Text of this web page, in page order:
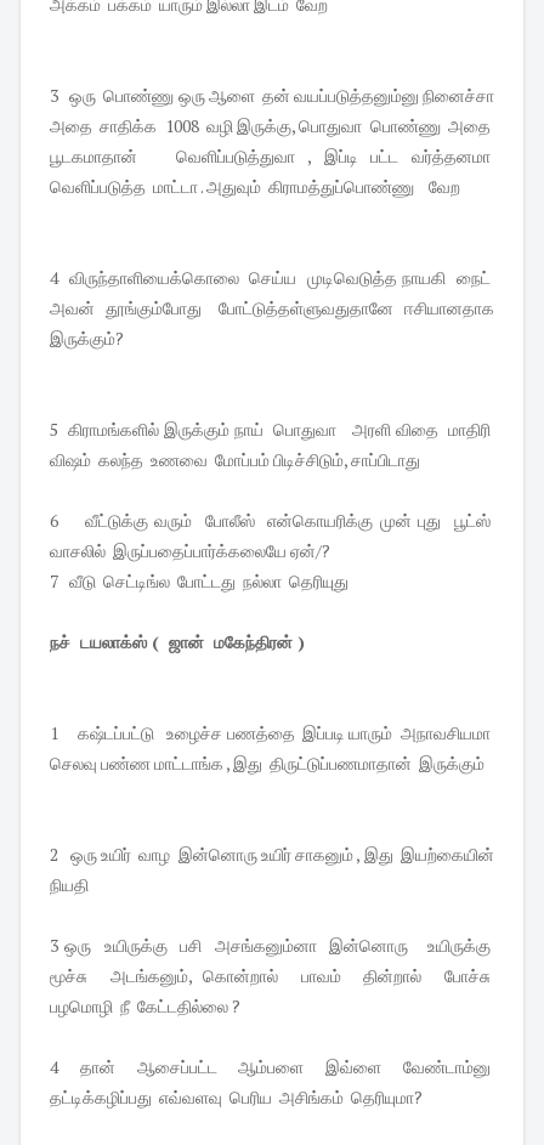
3 ஒரு பொண்ணு ஒரு ஆளை தன் வயப்படுத்தனும்னு நினைச்சா
அதை சாதிக்க 1008 வழி இருக்கு, பொதுவா பொண்ணு அதை
பூடகமாதான் வெளிப்படுத்துவா , இப்டி பட்ட வர்த்தனமா
வெளிப்படுத்த மாட்டா . அதுவும் கிராமத்துப்பொண்ணு வேற
4 விருந்தாளியைக்கொலை செய்ய முடிவெடுத்த நாயகி நைட்
அவன் தூங்கும்போது போட்டுத்தள்ளுவதுதானே ஈசியானதாக
இருக்கும்?
5 கிராமங்களில் இருக்கும் நாய் பொதுவா அரளி விதை மாதிரி
விஷம் கலந்த உணவை மோப்பம் பிடிச்சிடும், சாப்பிடாது
6 வீட்டுக்கு வரும் போலீஸ் என்கொயரிக்கு முன் புது பூட்ஸ்
வாசலில் இருப்பதைப்பார்க்கலையே ஏன்/?
7 வீடு செட்டிங்ல போட்டது நல்லா தெரியுது
நச் டயலாக்ஸ் ( ஜான் மகேந்திரன் )
1 கஷ்டப்பட்டு உழைச்ச பணத்தை இப்படி யாரும் அநாவசியமா
செலவு பண்ண மாட்டாங்க , இது திருட்டுப்பணமாதான் இருக்கும்
2 ஒரு உயிர் வாழ இன்னொரு உயிர் சாகனும் , இது இயற்கையின்
நியதி
3 ஒரு உயிருக்கு பசி அசங்கனும்னா இன்னொரு உயிருக்கு
மூச்சு அடங்கனும், கொன்றால் பாவம் தின்றால் போச்சு
பழமொழி நீ கேட்டதில்லை ?
4 தான் ஆசைப்பட்ட ஆம்பளை இவ்ளை வேண்டாம்னு
தட்டிக்கழிப்பது எவ்வளவு பெரிய அசிங்கம் தெரியுமா?